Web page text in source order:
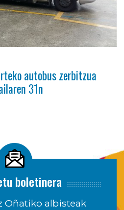
autobus zerbitzua
31n
boletinera
Oñatiko albisteak